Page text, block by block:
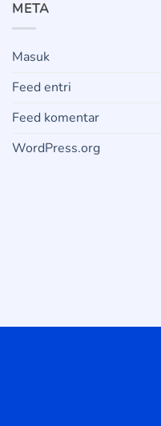
META
Masuk
Feed entri
Feed komentar
WordPress.org